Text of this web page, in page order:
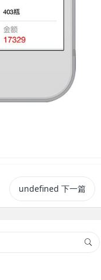
undefined 下一篇